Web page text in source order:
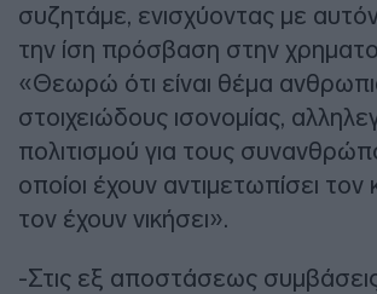
συζητάμε, ενισχύοντας με
την ίση πρόσβαση στην
«Θεωρώ ότι είναι θέμα
στοιχειώδους ισονομίας,
πολιτισμού για τους
οποίοι έχουν αντιμετωπίσει τον
τον έχουν νικήσει».
-Στις εξ αποστάσεως συμβάσεις